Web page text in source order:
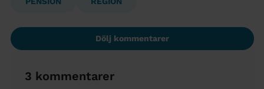
Dölj kommentarer
3 kommentarer